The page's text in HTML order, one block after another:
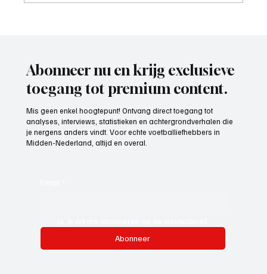
Abonneer nu en krijg exclusieve
toegang tot premium content.
Mis geen enkel hoogtepunt! Ontvang direct toegang tot
analyses, interviews, statistieken en achtergrondverhalen die
je nergens anders vindt. Voor echte voetballiefhebbers in
Midden-Nederland, altijd en overal.
Abonneer